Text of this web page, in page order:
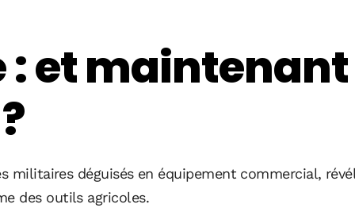
et maintenant
militaires déguisés en équipement commercial,
des outils agricoles.